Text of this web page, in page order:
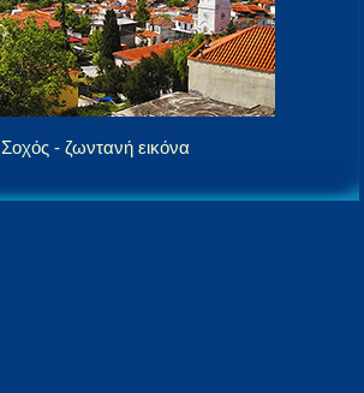
Σοχός - ζωντανή εικόνα